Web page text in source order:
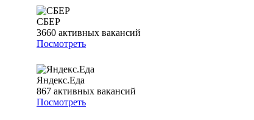
СБЕР
3660 активных вакансий
Посмотреть
Яндекс.Еда
867 активных вакансий
Посмотреть